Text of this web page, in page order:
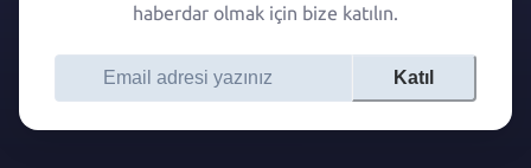
haberdar olmak için bize katılın.
Katıl